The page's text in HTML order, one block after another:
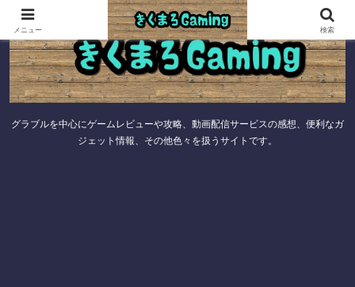
グラブルを中心にゲームレビューや攻略、動画配信サービスの感想、便利なガ
ジェット情報、その他色々を扱うサイトです。
メニュー 検索